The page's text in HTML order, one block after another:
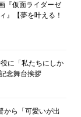
『仮面ライダーゼ
』【夢を叶える！
に「私たちにしか
念舞台挨拶
から「可愛いが出